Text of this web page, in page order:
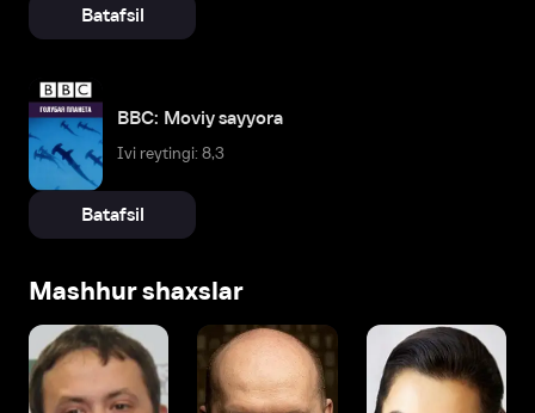
Batafsil
BBC: Moviy sayyora
Ivi reytingi: 8,3
Batafsil
Mashhur shaxslar